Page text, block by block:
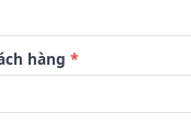
hàng *